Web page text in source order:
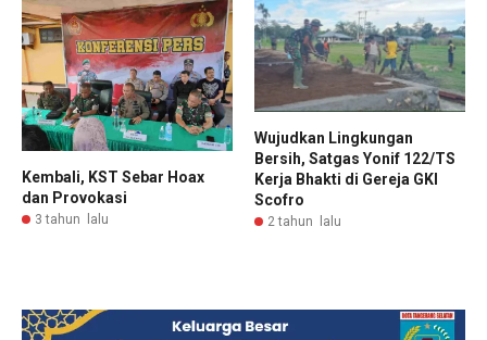
Kembali, KST Sebar Hoax
dan Provokasi
3 tahun lalu
Wujudkan Lingkungan
Bersih, Satgas Yonif 122/TS
Kerja Bhakti di Gereja GKI
Scofro
2 tahun lalu